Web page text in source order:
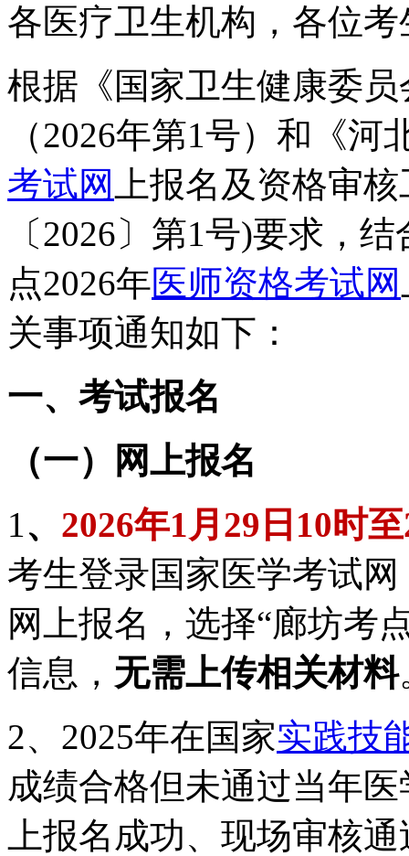
各医疗卫生机构，各位考
根据《国家卫生健康委
（2026年第1号）和《河
考试网
上报名及资格审
〔2026〕 第1号)要求，结
点2026年医师资格考试网
关事项通知如下：
一、考试报名
（一）网上报名
1、 2026年1月 29 日 10时至
考生登录国家医学考试网
网上报名，选择“廊坊考
信息， 无需上传相关材料
2、 2025年在国家实践技
成绩合格但未通过当年
上报名成功、现场审核